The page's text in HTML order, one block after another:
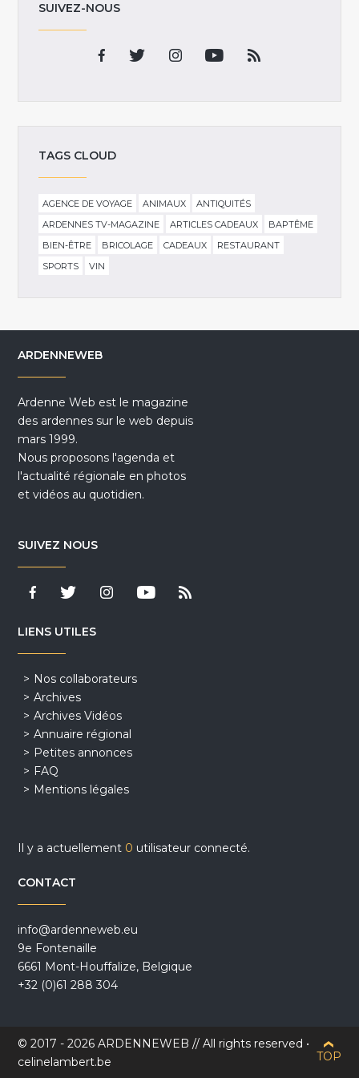
SUIVEZ-NOUS
TAGS CLOUD
AGENCE DE VOYAGE ANIMAUX
ANTIQUITÉS
ARDENNES TV-MAGAZINE
ARTICLES CADEAUX
BAPTÊME
BIEN-ÊTRE
BRICOLAGE CADEAUX
RESTAURANT
SPORTS
VIN
ARDENNEWEB
Ardenne Web est le magazine
des ardennes sur le web depuis
mars 1999.
Nous proposons l'agenda et
l'actualité régionale en photos
et vidéos au quotidien.
SUIVEZ NOUS
LIENS UTILES
Nos collaborateurs
Archives
Archives Vidéos
Annuaire régional
Petites annonces
FAQ
Mentions légales
Il y a actuellement 0 utilisateur connecté.
CONTACT
info@ardenneweb.eu
9e Fontenaille
6661 Mont-Houffalize, Belgique
+32 (0)61 288 304
© 2017 - 2026 ARDENNEWEB // All rights reserved •
celinelambert.be
TOP